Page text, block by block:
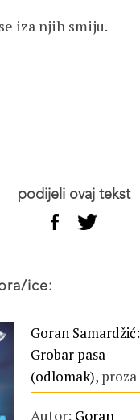
iza njih smiju.
podijeli ovaj tekst
ice:
Goran Samardžić:
Grobar pasa
(odlomak), proza
Autor: Goran